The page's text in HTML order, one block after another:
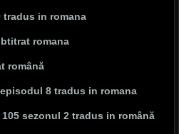
in romana
romana
română
8 tradus in romana
sezonul 2 tradus in română